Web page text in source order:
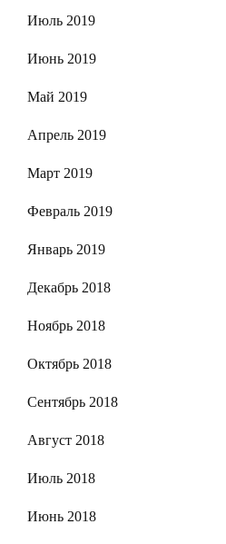
Июль 2019
Июнь 2019
Май 2019
Апрель 2019
Март 2019
Февраль 2019
Январь 2019
Декабрь 2018
Ноябрь 2018
Октябрь 2018
Сентябрь 2018
Август 2018
Июль 2018
Июнь 2018